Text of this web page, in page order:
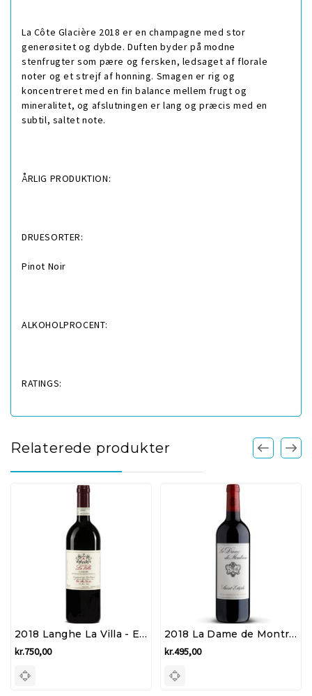
La Côte Glacière 2018 er en champagne med stor
generøsitet og dybde. Duften byder på modne
stenfrugter som pære og fersken, ledsaget af florale
noter og et strejf af honning. Smagen er rig og
koncentreret med en fin balance mellem frugt og
mineralitet, og afslutningen er lang og præcis med en
subtil, saltet note.
ÅRLIG PRODUKTION:
DRUESORTER:
Pinot Noir
ALKOHOLPROCENT:
RATINGS:
Relaterede produkter
2018 Langhe La Villa - Elio Altare
kr.750,00
2018 La Dame de Montrose - Saint-Estephe
kr.495,00